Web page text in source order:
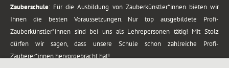
Zauberschule: Für die Ausbildung von Zauberkünstler*innen bieten wir
Ihnen die besten Voraussetzungen. Nur top ausgebildete Profi-
Zauberkünstler*innen sind bei uns als Lehrepersonen tätig! Mit Stolz
dürfen wir sagen, dass unsere Schule schon zahlreiche Profi-
Zauberer*innen hervorgebracht hat!